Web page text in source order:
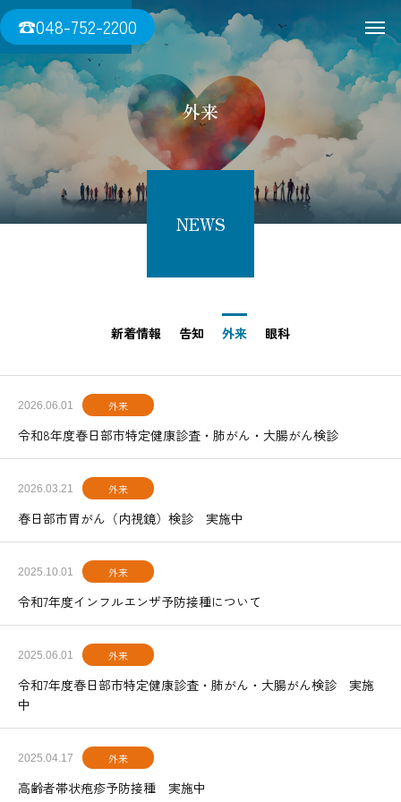
三須医院
☎048-752-2200
外来
NEWS
新着情報 告知 外来 眼科
2026.06.01 外来
令和8年度春日部市特定健康診査・肺がん・大腸がん検診
2026.03.21 外来
春日部市胃がん（内視鏡）検診 実施中
2025.10.01 外来
令和7年度インフルエンザ予防接種について
2025.06.01 外来
令和7年度春日部市特定健康診査・肺がん・大腸がん検診 実施
中
2025.04.17 外来
高齢者帯状疱疹予防接種 実施中